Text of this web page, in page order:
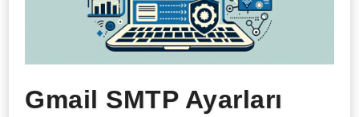
Gmail SMTP Ayarları